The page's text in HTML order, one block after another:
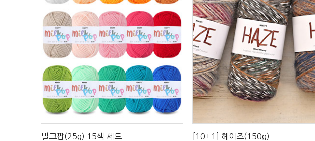
밀크팝(25g) 15색 세트 [10+1] 헤이즈(150g)